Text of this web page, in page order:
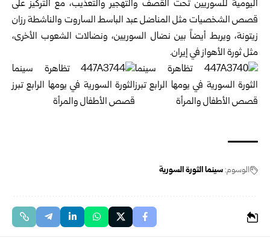
اليومية للسوريين تحت القصف والتهجير والتعذيب، مع التركيز على
قصص الشخصيات مثل المناضل عبد الباسط الساروت والناشطة رزان
زيتونة، ويربط أيضاً بين نضال السوريين، ونضالات الشعوب الأخرى،
مثل ثورة الأهواز في إيران.
الوسوم:سينما الثورة السورية